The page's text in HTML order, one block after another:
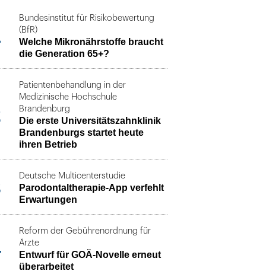
Bundesinstitut für Risikobewertung
(BfR)
Welche Mikronährstoffe braucht
die Generation 65+?
Patientenbehandlung in der
Medizinische Hochschule
Brandenburg
Die erste Universitätszahnklinik
Brandenburgs startet heute
ihren Betrieb
Deutsche Multicenterstudie
Parodontaltherapie-App verfehlt
Erwartungen
Reform der Gebührenordnung für
Ärzte
Entwurf für GOÄ-Novelle erneut
überarbeitet